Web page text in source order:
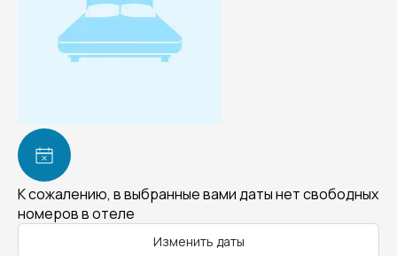
К сожалению, в выбранные вами даты нет свободных
номеров в отеле
Изменить даты